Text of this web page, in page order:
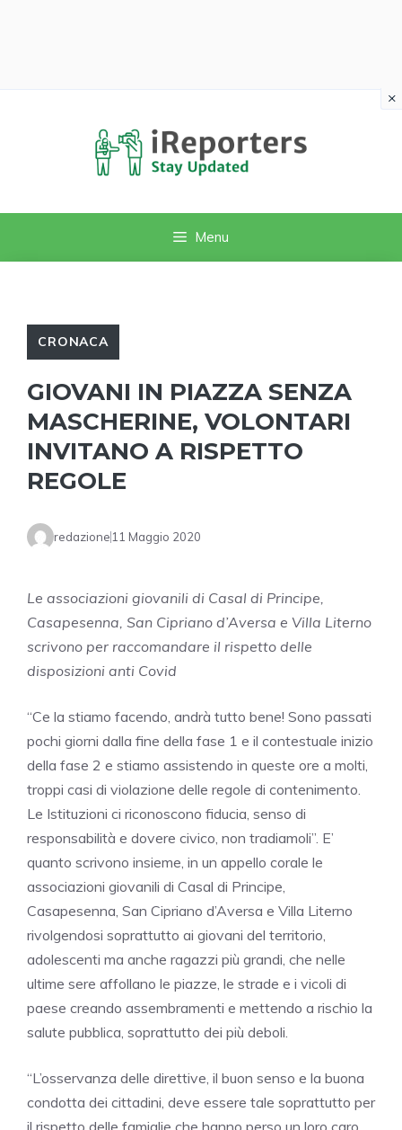
Menu
CRONACA
GIOVANI IN PIAZZA SENZA
MASCHERINE, VOLONTARI
INVITANO A RISPETTO
REGOLE
redazione 11 Maggio 2020
Le associazioni giovanili di Casal di Principe,
Casapesenna, San Cipriano d’Aversa e Villa Literno
scrivono per raccomandare il rispetto delle
disposizioni anti Covid
“Ce la stiamo facendo, andrà tutto bene! Sono passati
pochi giorni dalla fine della fase 1 e il contestuale inizio
della fase 2 e stiamo assistendo in queste ore a molti,
troppi casi di violazione delle regole di contenimento.
Le Istituzioni ci riconoscono fiducia, senso di
responsabilità e dovere civico, non tradiamoli”. E’
quanto scrivono insieme, in un appello corale le
associazioni giovanili di Casal di Principe,
Casapesenna, San Cipriano d’Aversa e Villa Literno
rivolgendosi soprattutto ai giovani del territorio,
adolescenti ma anche ragazzi più grandi, che nelle
ultime sere affollano le piazze, le strade e i vicoli di
paese creando assembramenti e mettendo a rischio la
salute pubblica, soprattutto dei più deboli.
“L’osservanza delle direttive, il buon senso e la buona
condotta dei cittadini, deve essere tale soprattutto per
×